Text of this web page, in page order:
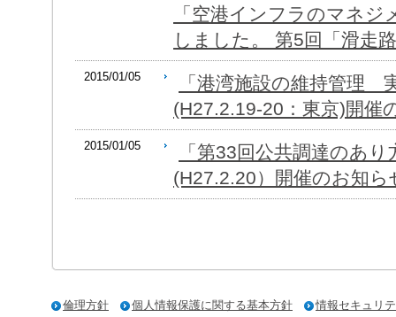
「空港インフラのマネ
しました。 第5回「滑走
2015/01/05
「港湾施設の維持管理
(H27.2.19-20：東京)開催
2015/01/05
「第33回公共調達のあ
(H27.2.20）開催のお知ら
倫理方針 個人情報保護に関する基本方針 情報セキュリ